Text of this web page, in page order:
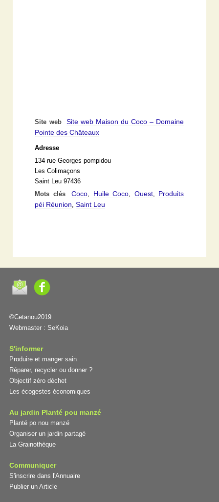
Site web
Site web Maison du Coco – Domaine
Pointe des Châteaux
Adresse
134 rue Georges pompidou
Les Colimaçons
Saint Leu 97436
Mots clés
Coco, Huile Coco, Ouest, Produits
péi Réunion,Saint Leu
©Cetanou2019
Webmaster : SeKoia
S'informer
Produire et manger sain
Réparer, recycler ou donner ?
Objectif zéro déchet
Les écogestes économiques
Au jardin Planté pou manzé
Planté po nou manzé
Organiser un jardin partagé
La Grainothèque
Communiquer
S'inscrire dans l'Annuaire
Publier un Article